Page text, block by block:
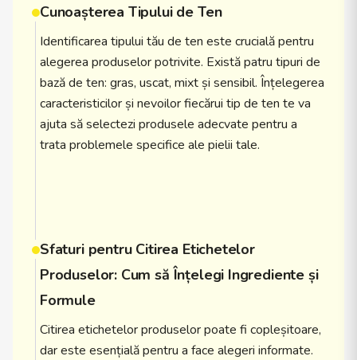
Cunoașterea Tipului de Ten
Identificarea tipului tău de ten este crucială pentru
alegerea produselor potrivite. Există patru tipuri de
bază de ten: gras, uscat, mixt și sensibil. Înțelegerea
caracteristicilor și nevoilor fiecărui tip de ten te va
ajuta să selectezi produsele adecvate pentru a
trata problemele specifice ale pielii tale.
Sfaturi pentru Citirea Etichetelor
Produselor: Cum să Înțelegi Ingrediente și
Formule
Citirea etichetelor produselor poate fi copleșitoare,
dar este esențială pentru a face alegeri informate.